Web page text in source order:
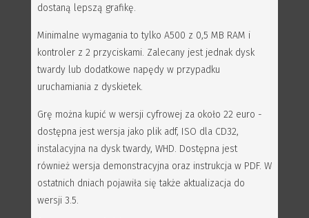
dostaną lepszą grafikę.
Minimalne wymagania to tylko A500 z 0,5 MB RAM i
kontroler z 2 przyciskami. Zalecany jest jednak dysk
twardy lub dodatkowe napędy w przypadku
uruchamiania z dyskietek.
Grę można kupić w wersji cyfrowej za około 22 euro -
dostępna jest wersja jako plik adf, ISO dla CD32,
instalacyjna na dysk twardy, WHD. Dostępna jest
również wersja demonstracyjna oraz instrukcja w PDF. W
ostatnich dniach pojawiła się także aktualizacja do
wersji 3.5.